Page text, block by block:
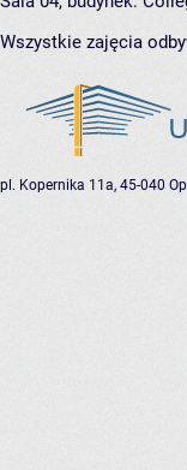
Wszystkie zajęcia
pl. Kopernika 11a, 45-040